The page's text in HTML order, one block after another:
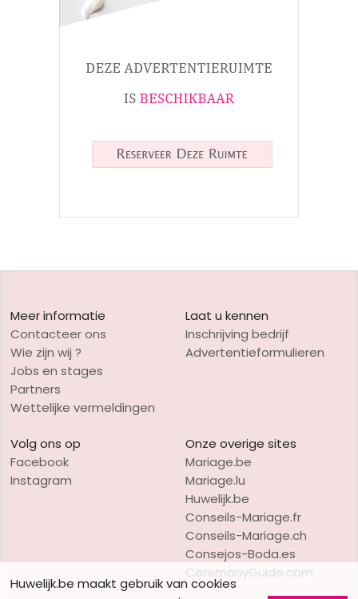
Meer informatie
Contacteer ons
Wie zijn wij ?
Jobs en stages
Partners
Wettelijke vermeldingen
Laat u kennen
Inschrijving bedrijf
Advertentieformulieren
Volg ons op
Facebook
Instagram
Onze overige sites
Mariage.be
Mariage.lu
Huwelijk.be
Conseils-Mariage.fr
Conseils-Mariage.ch
Consejos-Boda.es
CeremonyGuide.com
Huwelijk.be maakt gebruik van cookies